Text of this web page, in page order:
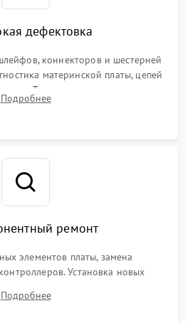
дефектовка
коннекторов и шестерней
материнской платы, цепей
Тестирование механизма
стабилизации.
Подробнее
ремонт
элементов платы, замена
Установка новых
затвора или двигателя
геометрии тубуса объектива
Подробнее